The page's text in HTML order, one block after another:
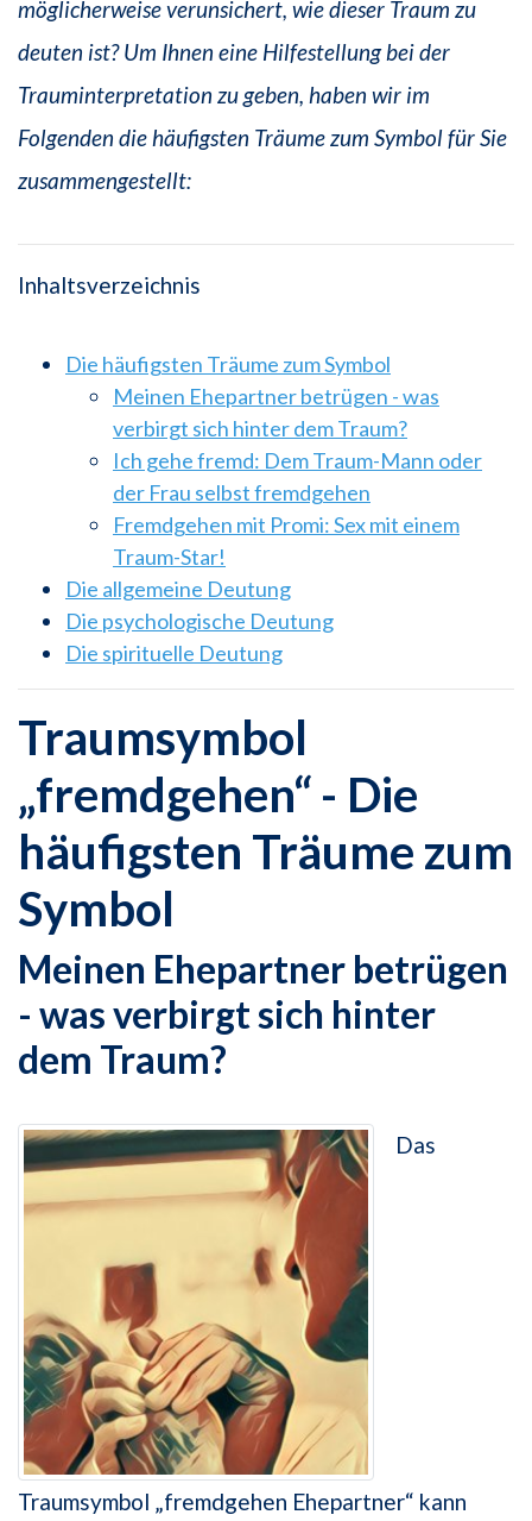
möglicherweise verunsichert, wie dieser Traum zu
deuten ist? Um Ihnen eine Hilfestellung bei der
Trauminterpretation zu geben, haben wir im
Folgenden die häufigsten Träume zum Symbol für Sie
zusammengestellt:
Inhaltsverzeichnis
Die häufigsten Träume zum Symbol
Meinen Ehepartner betrügen - was
verbirgt sich hinter dem Traum?
Ich gehe fremd: Dem Traum-Mann oder
der Frau selbst fremdgehen
Fremdgehen mit Promi: Sex mit einem
Traum-Star!
Die allgemeine Deutung
Die psychologische Deutung
Die spirituelle Deutung
Traumsymbol
„fremdgehen“ - Die
häufigsten Träume zum
Symbol
Meinen Ehepartner betrügen
- was verbirgt sich hinter
dem Traum?
Das
Traumsymbol „fremdgehen Ehepartner“ kann